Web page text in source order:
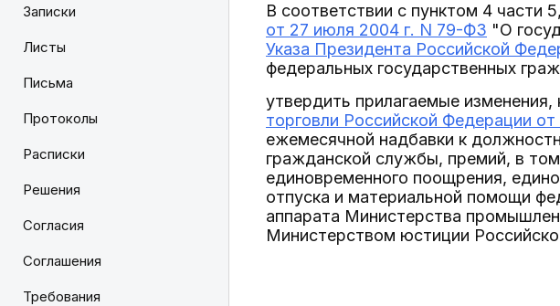
Записки
Листы
Письма
Протоколы
Расписки
Решения
Согласия
Соглашения
Требования
В соответствии с пунктом 4 части
от 27 июля 2004 г. N 79-ФЗ "О
Указа Президента Российской
федеральных государственных
утвердить прилагаемые изменения,
торговли Российской Федерации
ежемесячной надбавки к
гражданской службы, премий, в
единовременного поощрения,
отпуска и материальной помощи
аппарата Министерства
Министерством юстиции